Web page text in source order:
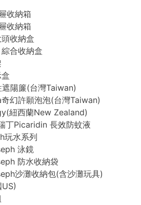
收納箱
收納箱
收納盒
合收納盒
陽簾(台灣Taiwan)
幻許願泡泡(台灣Taiwan)
紐西蘭New Zealand)
丁Picaridin 長效防蚊液
玩水系列
泳鏡
防水收納袋
沙灘收納包(含沙灘玩具)